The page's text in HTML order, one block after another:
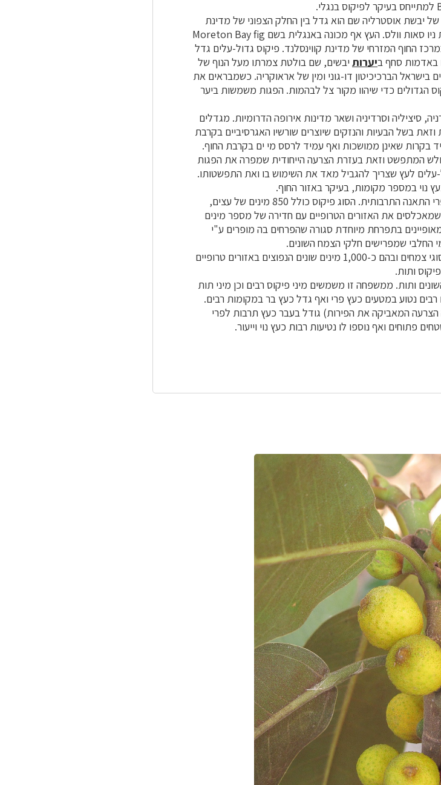
יבשת אוסטרליה שם הוא גדל בין החלק הצפוני של מדינת
קווינסלנד לבין אזור מעט דרומה לסידני במדינת ניו סאות וולס. העץ אף מכונה באנגלית בשם Moreton Bay fig
החוף המזרחי של מדינת קווינסלנד. פיקוס גדול-עלים גדל
באדמות סחף ביערות יבשים, שם בולטת צמרתו מעל הנוף של
הברכיכיטון דו-גוני ומין של אראוקריה. כשמבראים את
הגדולים כדי שיהוו מקור צל לבהמות. הפגות משמשות ביער
סיציליה וסרדיניה ושאר מדינות אירופה הדרומיות. מגדלים
בשל הבעיות והנזקים שיוצרים שורשיו האגרסיביים בקרבת
בקרות שאינן ממושכות ואף עמיד לרסס מי ים בקרבת החוף.
פולש המתפשט וזאת בעזרת הצרעה הייחודית שמפרה את הפגות
לעץ שצריך להגביל מאד את השימוש בו ואת התפשטותו.
נוי במספר מקומות, בעיקר באזור החוף.
הסוג פיקוס כולל 850 מינים של עצים,
את האזורים הטרופיים עם חדירה של מספר מינים
בתפרחת מיוחדת סגורה שהפרחים בה מופרים ע"י
החלבי שמפרישים חלקי הצמח השונים.
פיקוס משתייך למשפחת התותיים שכוללת 40 סוגי צמחים ובהם כ-1,000 מינים שונים הנפוצים באזורים טרופיים
ותות.
ותות. ממשפחה זו משמשים מיני פיקוס רבים וכן מיני תות
רבים נטוע במטעים כעץ פרי ואף גדל כעץ בר במקומות רבים.
הצרעה המאביקה את הפירות) גודל בעבר כעץ תרבות לפרי
ואף נוספו לו נטיעות רבות כעץ נוי וייעור.